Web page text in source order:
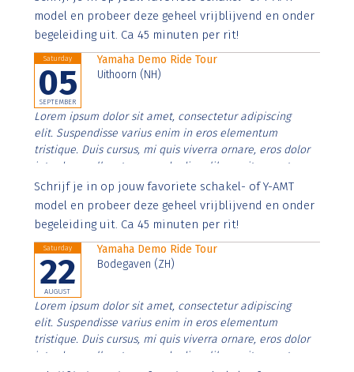
imperdiet. Nunc ut sem vitae risus tristique posuere.
model en probeer deze geheel vrijblijvend en onder
begeleiding uit. Ca 45 minuten per rit!
Saturday
05
SEPTEMBER
Yamaha Demo Ride Tour
Uithoorn (NH)
Lorem ipsum dolor sit amet, consectetur adipiscing
elit. Suspendisse varius enim in eros elementum
tristique. Duis cursus, mi quis viverra ornare, eros dolor
interdum nulla, ut commodo diam libero vitae erat.
Aenean faucibus nibh et justo cursus id rutrum lorem
imperdiet. Nunc ut sem vitae risus tristique posuere.
Schrijf je in op jouw favoriete schakel- of Y-AMT
model en probeer deze geheel vrijblijvend en onder
begeleiding uit. Ca 45 minuten per rit!
Saturday
22
AUGUST
Yamaha Demo Ride Tour
Bodegaven (ZH)
Lorem ipsum dolor sit amet, consectetur adipiscing
elit. Suspendisse varius enim in eros elementum
tristique. Duis cursus, mi quis viverra ornare, eros dolor
interdum nulla, ut commodo diam libero vitae erat.